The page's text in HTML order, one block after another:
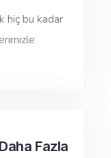
hiç bu kadar
Fazla